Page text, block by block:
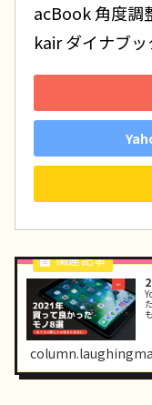
acBook 角度調
kair ダイナブ